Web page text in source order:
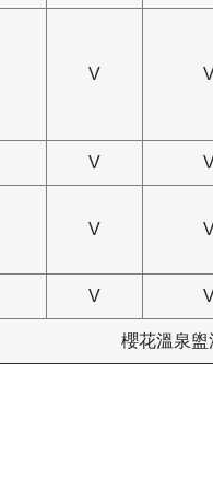
V
V
V
V
櫻花溫泉盥